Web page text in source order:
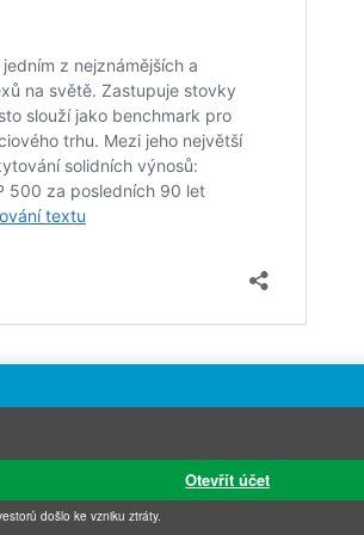
Otevřít účet
došlo ke vzniku ztráty.